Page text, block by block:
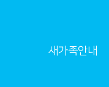
새가족안내